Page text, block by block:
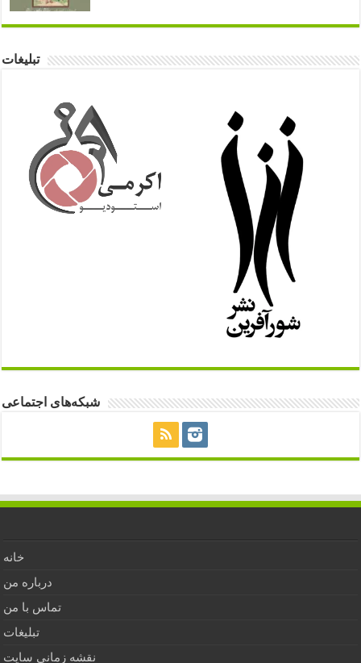
تبلیغات
شبکه‌های اجتماعی
خانه
درباره من
تماس با من
تبلیغات
نقشه زمانی سایت